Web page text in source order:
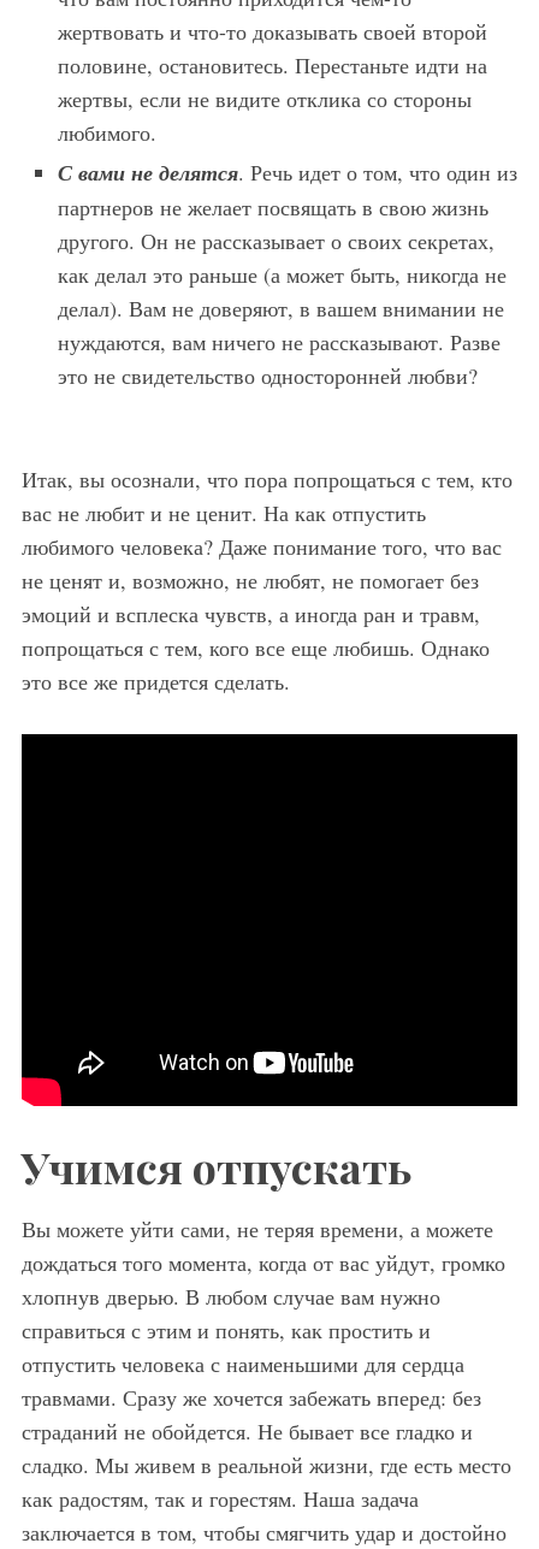
жертвовать и что-то доказывать своей второй
половине, остановитесь. Перестаньте идти на
жертвы, если не видите отклика со стороны
любимого.
С вами не делятся. Речь идет о том, что один из
партнеров не желает посвящать в свою жизнь
другого. Он не рассказывает о своих секретах,
как делал это раньше (а может быть, никогда не
делал). Вам не доверяют, в вашем внимании не
нуждаются, вам ничего не рассказывают. Разве
это не свидетельство односторонней любви?
Итак, вы осознали, что пора попрощаться с тем, кто
вас не любит и не ценит. На как отпустить
любимого человека? Даже понимание того, что вас
не ценят и, возможно, не любят, не помогает без
эмоций и всплеска чувств, а иногда ран и травм,
попрощаться с тем, кого все еще любишь. Однако
это все же придется сделать.
Учимся отпускать
Вы можете уйти сами, не теряя времени, а можете
дождаться того момента, когда от вас уйдут, громко
хлопнув дверью. В любом случае вам нужно
справиться с этим и понять, как простить и
отпустить человека с наименьшими для сердца
травмами. Сразу же хочется забежать вперед: без
страданий не обойдется. Не бывает все гладко и
сладко. Мы живем в реальной жизни, где есть место
как радостям, так и горестям. Наша задача
заключается в том, чтобы смягчить удар и достойно